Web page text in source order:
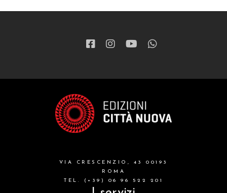
VIA CRESCENZIO, 43 00193
ROMA
TEL. (+39) 06 96 522 201